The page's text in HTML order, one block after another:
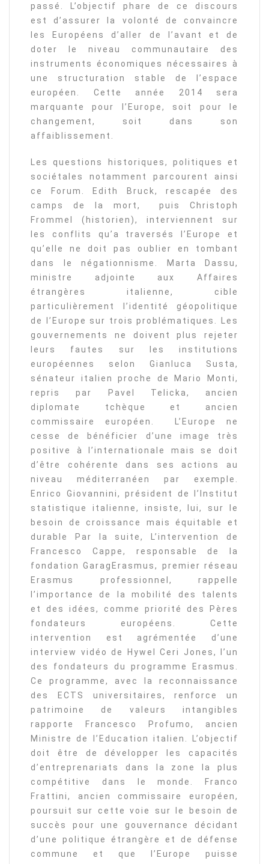
passé. L’objectif phare de ce discours
est d’assurer la volonté de convaincre
les Européens d’aller de l’avant et de
doter le niveau communautaire des
instruments économiques nécessaires à
une structuration stable de l’espace
européen. Cette année 2014 sera
marquante pour l’Europe, soit pour le
changement, soit dans son
affaiblissement.
Les questions historiques, politiques et
sociétales notamment parcourent ainsi
ce Forum. Edith Bruck, rescapée des
camps de la mort, puis Christoph
Frommel (historien), interviennent sur
les conflits qu’a traversés l’Europe et
qu’elle ne doit pas oublier en tombant
dans le négationnisme. Marta Dassu,
ministre adjointe aux Affaires
étrangères italienne, cible
particulièrement l’identité géopolitique
de l’Europe sur trois problématiques. Les
gouvernements ne doivent plus rejeter
leurs fautes sur les institutions
européennes selon Gianluca Susta,
sénateur italien proche de Mario Monti,
repris par Pavel Telicka, ancien
diplomate tchèque et ancien
commissaire européen. L’Europe ne
cesse de bénéficier d’une image très
positive à l’internationale mais se doit
d’être cohérente dans ses actions au
niveau méditerranéen par exemple.
Enrico Giovannini, président de l’Institut
statistique italienne, insiste, lui, sur le
besoin de croissance mais équitable et
durable Par la suite, L’intervention de
Francesco Cappe, responsable de la
fondation GaragErasmus, premier réseau
Erasmus professionnel, rappelle
l’importance de la mobilité des talents
et des idées, comme priorité des Pères
fondateurs européens. Cette
intervention est agrémentée d’une
interview vidéo de Hywel Ceri Jones, l’un
des fondateurs du programme Erasmus.
Ce programme, avec la reconnaissance
des ECTS universitaires, renforce un
patrimoine de valeurs intangibles
rapporte Francesco Profumo, ancien
Ministre de l’Education italien. L’objectif
doit être de développer les capacités
d’entreprenariats dans la zone la plus
compétitive dans le monde. Franco
Frattini, ancien commissaire européen,
poursuit sur cette voie sur le besoin de
succès pour une gouvernance décidant
d’une politique étrangère et de défense
commune et que l’Europe puisse